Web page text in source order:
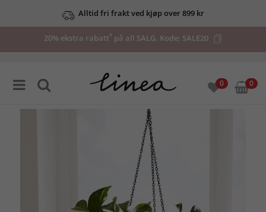
Alltid fri frakt ved kjøp over 899 kr
20% ekstra rabatt* på all SALG. Kode: SALE20
0 0